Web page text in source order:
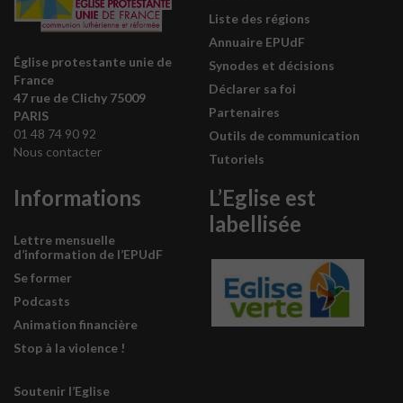
Église protestante unie de
France
47 rue de Clichy 75009
PARIS
01 48 74 90 92
Nous contacter
Liste des régions
Annuaire EPUdF
Synodes et décisions
Déclarer sa foi
Partenaires
Outils de communication
Tutoriels
Informations
Lettre mensuelle
d’information de l’EPUdF
Se former
Podcasts
Animation financière
Stop à la violence !
Soutenir l’Eglise
L’Eglise est
labellisée